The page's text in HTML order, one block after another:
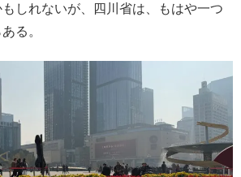
しれないが、四川省は、もはや一つ
る。